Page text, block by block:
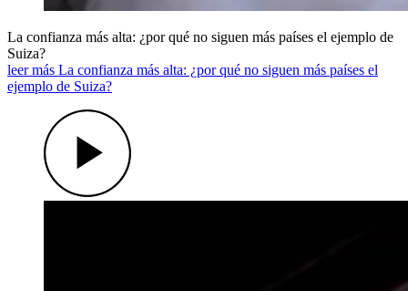
La confianza más alta: ¿por qué no siguen más países el ejemplo de
Suiza?
leer más La confianza más alta: ¿por qué no siguen más países el
ejemplo de Suiza?